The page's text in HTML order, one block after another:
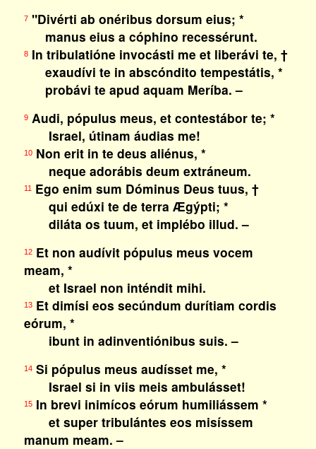
7"Divérti ab onéribus dorsum eius; *
manus eius a cóphino recessérunt.
8In tribulatióne invocásti me et liberávi te, †
exaudívi te in abscóndito tempestátis, *
probávi te apud aquam Meríba. –
9Audi, pópulus meus, et contestábor te; *
Israel, útinam áudias me!
10Non erit in te deus aliénus, *
neque adorábis deum extráneum.
11Ego enim sum Dóminus Deus tuus, †
qui edúxi te de terra Ægýpti; *
diláta os tuum, et implébo illud. –
12Et non audívit pópulus meus vocem
meam, *
et Israel non inténdit mihi.
13Et dimísi eos secúndum durítiam cordis
eórum, *
ibunt in adinventiónibus suis. –
14Si pópulus meus audísset me, *
Israel si in viis meis ambulásset!
15In brevi inimícos eórum humiliássem *
et super tribulántes eos misíssem
manum meam. –